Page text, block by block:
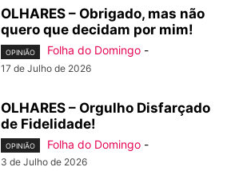
OLHARES – Obrigado, mas não
quero que decidam por mim!
OPINIÃO Folha do Domingo -
17 de Julho de 2026
OLHARES – Orgulho Disfarçado
de Fidelidade!
OPINIÃO Folha do Domingo -
3 de Julho de 2026